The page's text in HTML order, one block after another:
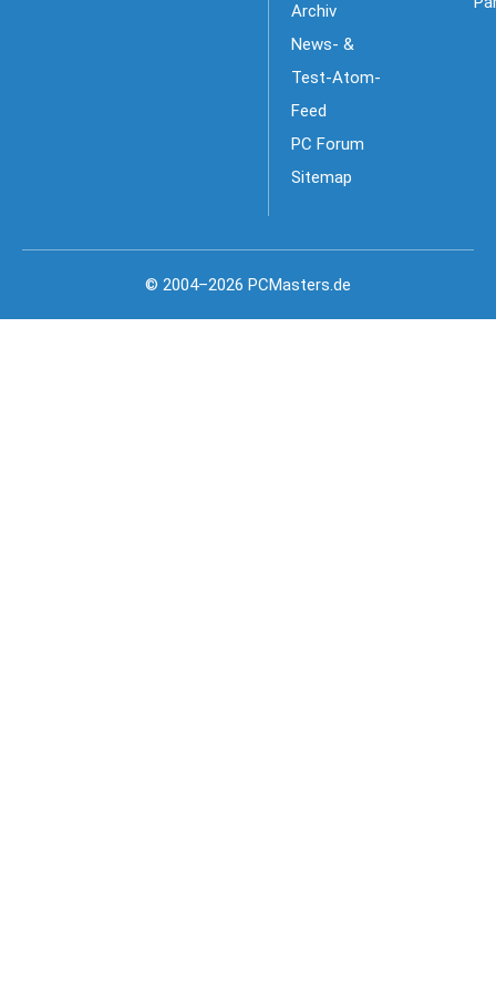
Archiv
News- &
Test-Atom-
Feed
PC Forum
Sitemap
© 2004–2026 PCMasters.de